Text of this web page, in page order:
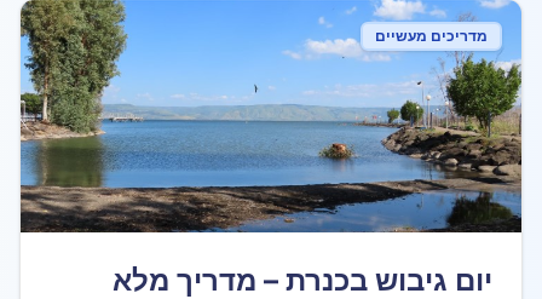
מדריכים מעשיים
יום גיבוש בכנרת – מדריך מלא